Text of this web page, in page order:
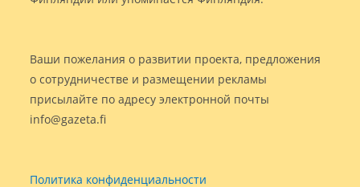
Ваши пожелания о развитии проекта, предложения
о сотрудничестве и размещении рекламы
присылайте по адресу электронной почты
info@gazeta.fi
Политика конфиденциальности